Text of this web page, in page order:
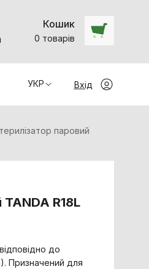
Кошик
0 товарiв
УКР Вхід
паровий
R18L
до
Призначений для